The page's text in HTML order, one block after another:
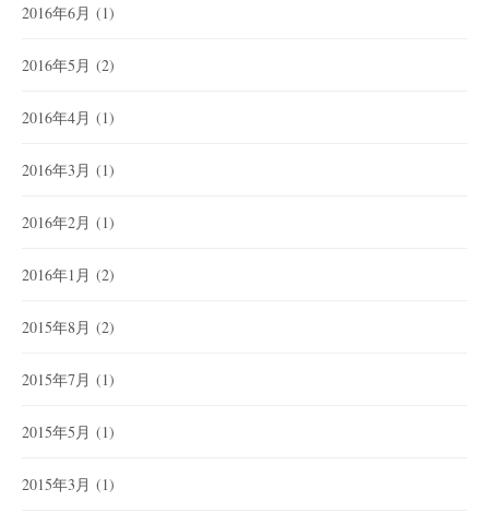
2016年6月 (1)
2016年5月 (2)
2016年4月 (1)
2016年3月 (1)
2016年2月 (1)
2016年1月 (2)
2015年8月 (2)
2015年7月 (1)
2015年5月 (1)
2015年3月 (1)